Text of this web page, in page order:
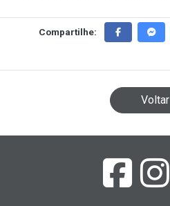
Compartilhe:
Voltar